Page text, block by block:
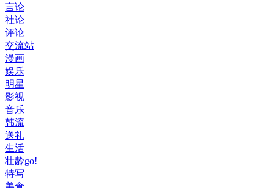
言论
社论
评论
交流站
漫画
娱乐
明星
影视
音乐
韩流
送礼
生活
壮龄go!
特写